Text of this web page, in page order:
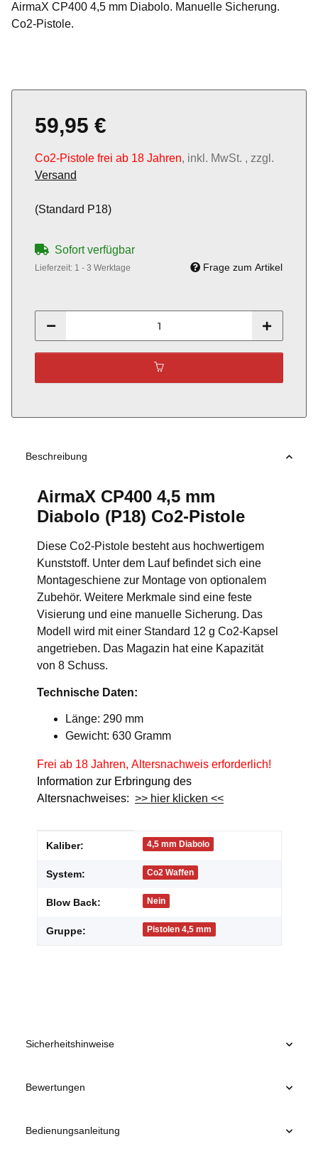
AirmaX CP400 4,5 mm Diabolo. Manuelle Sicherung.
Co2-Pistole.
59,95 €
Co2-Pistole frei ab 18 Jahren, inkl. MwSt. , zzgl.
Versand
(Standard P18)
Sofort verfügbar
Lieferzeit: 1 - 3 Werktage Frage zum Artikel
Beschreibung
AirmaX CP400 4,5 mm
Diabolo (P18) Co2-Pistole
Diese Co2-Pistole besteht aus hochwertigem
Kunststoff. Unter dem Lauf befindet sich eine
Montageschiene zur Montage von optionalem
Zubehör. Weitere Merkmale sind eine feste
Visierung und eine manuelle Sicherung. Das
Modell wird mit einer Standard 12 g Co2-Kapsel
angetrieben. Das Magazin hat eine Kapazität
von 8 Schuss.
Technische Daten:
Länge: 290 mm
Gewicht: 630 Gramm
Frei ab 18 Jahren, Altersnachweis erforderlich!
Information zur Erbringung des
Altersnachweises: >> hier klicken <<
Produkteigenschaft
Wert
Kaliber: 4,5 mm Diabolo
System: Co2 Waffen
Blow Back: Nein
Gruppe: Pistolen 4,5 mm
Sicherheitshinweise
Bewertungen
Bedienungsanleitung